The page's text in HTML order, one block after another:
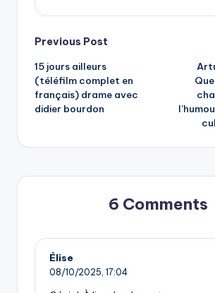
Post
navigation
Previous Post
15 jours ailleurs
(téléfilm complet en
français) drame avec
didier bourdon
6 Comments
Élise
08/10/2025, 17:04